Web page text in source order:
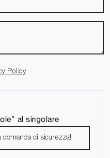
Policy
al singolare